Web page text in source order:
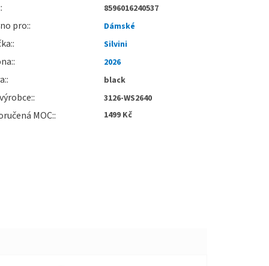
8596016240537
pro: Dámské
: Silvini
: 2026
: black
: 3126-WS2640
MOC: 1499 Kč